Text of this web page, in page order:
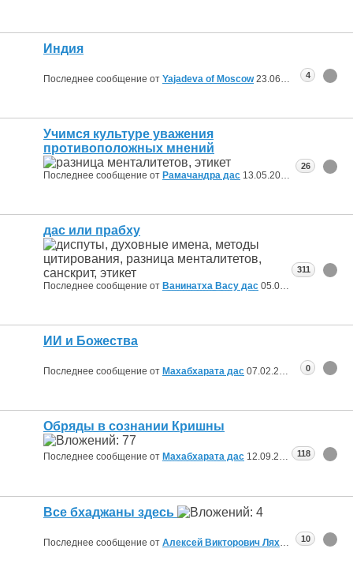
Индия
Последнее сообщение от Yajadeva of Moscow23.06.2026 17:02
4
Учимся культуре уважения
противоположных мнений
Последнее сообщение от Рамачандра дас 13.05.2026 14:09
26
дас или прабху
Последнее сообщение от Ванинатха Васу дас 05.03.2026
311
ИИ и Божества
Последнее сообщение от Махабхарата дас 07.02.2026 13:26
0
Обряды в сознании Кришны
Последнее сообщение от Махабхарата дас 12.09.2025 19:36
118
Все бхаджаны здесь
Последнее сообщение от Алексей Викторович Ляхов 16.08.2025
10